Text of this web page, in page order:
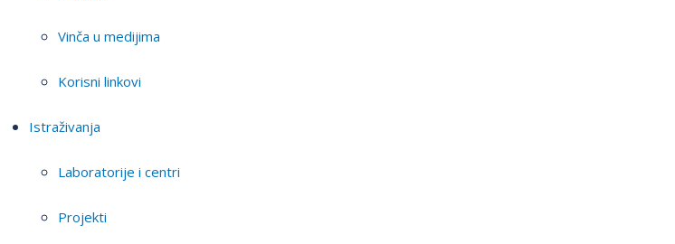
Vinča u medijima
Korisni linkovi
Istraživanja
Laboratorije i centri
Projekti